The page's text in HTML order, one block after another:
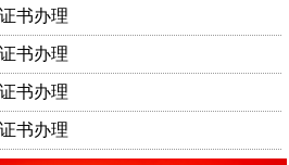
书办理
书办理
书办理
书办理